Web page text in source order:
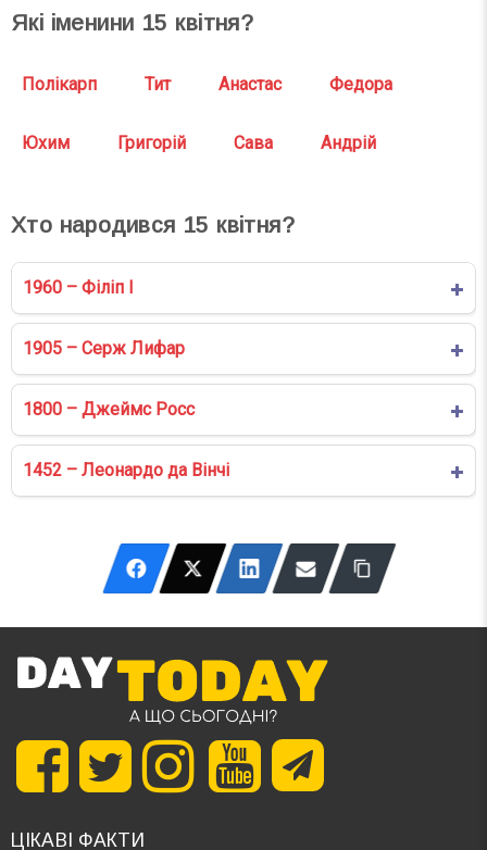
Які іменини 15 квітня?
Полікарп Тит Анастас Федора
Юхим Григорій Сава Андрій
Хто народився 15 квітня?
1960 – Філіп І
1905 – Серж Лифар
1800 – Джеймс Росс
1452 – Леонардо да Вінчі
ЦІКАВІ ФАКТИ